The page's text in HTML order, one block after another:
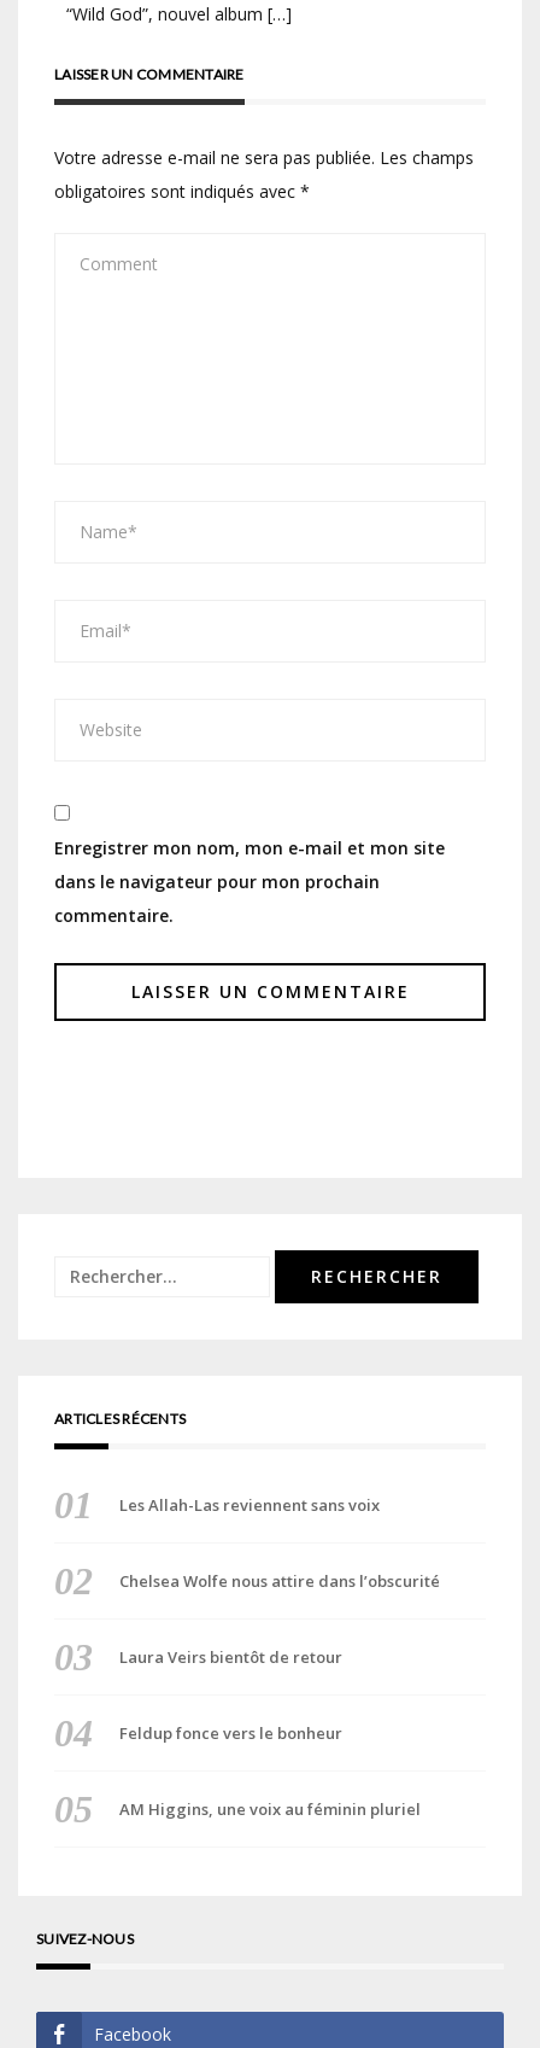
“Wild God”, nouvel album […]
LAISSER UN COMMENTAIRE
Votre adresse e-mail ne sera pas publiée. Les champs
obligatoires sont indiqués avec *
Enregistrer mon nom, mon e-mail et mon site
dans le navigateur pour mon prochain
commentaire.
Rechercher :
ARTICLES RÉCENTS
Les Allah-Las reviennent sans voix
Chelsea Wolfe nous attire dans l’obscurité
Laura Veirs bientôt de retour
Feldup fonce vers le bonheur
AM Higgins, une voix au féminin pluriel
SUIVEZ-NOUS
Facebook